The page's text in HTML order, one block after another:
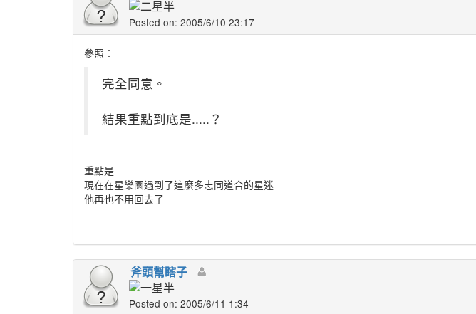
Posted on: 2005/6/10 23:17
參照：
完全同意。
結果重點到底是.....？
重點是
現在在星樂園遇到了這麼多志同道合的星迷
他再也不用回去了
斧頭幫瞎子
Posted on: 2005/6/11 1:34